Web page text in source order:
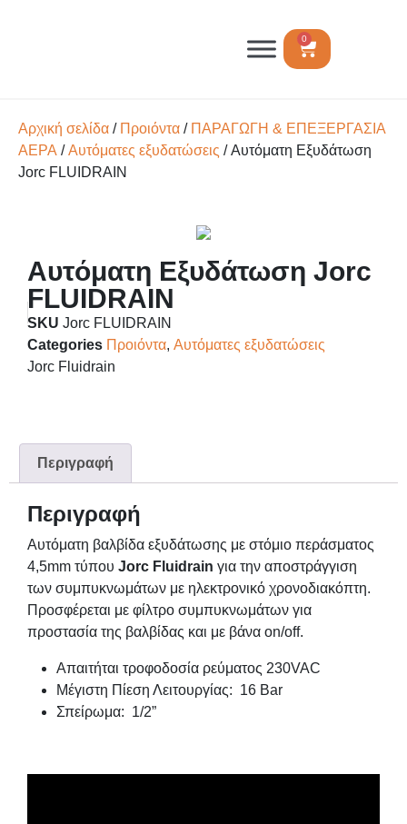
0
Αρχική σελίδα / Προιόντα / ΠΑΡΑΓΩΓΗ & ΕΠΕΞΕΡΓΑΣΙΑ
ΑΕΡΑ /Αυτόματες εξυδατώσεις / Αυτόματη Εξυδάτωση
Jorc FLUIDRAIN
Αυτόματη Εξυδάτωση Jorc
FLUIDRAIN
SKU Jorc FLUIDRAIN
Categories Προιόντα, Αυτόματες εξυδατώσεις
Jorc Fluidrain
Περιγραφή
Περιγραφή
Αυτόματη βαλβίδα εξυδάτωσης με στόμιο περάσματος
4,5mm τύπου Jorc Fluidrain για την αποστράγγιση
των συμπυκνωμάτων με ηλεκτρονικό χρονοδιακόπτη.
Προσφέρεται με φίλτρο συμπυκνωμάτων για
προστασία της βαλβίδας και με βάνα on/off.
Απαιτήται τροφοδοσία ρεύματος 230VAC
Μέγιστη Πίεση Λειτουργίας: 16 Bar
Σπείρωμα: 1/2”